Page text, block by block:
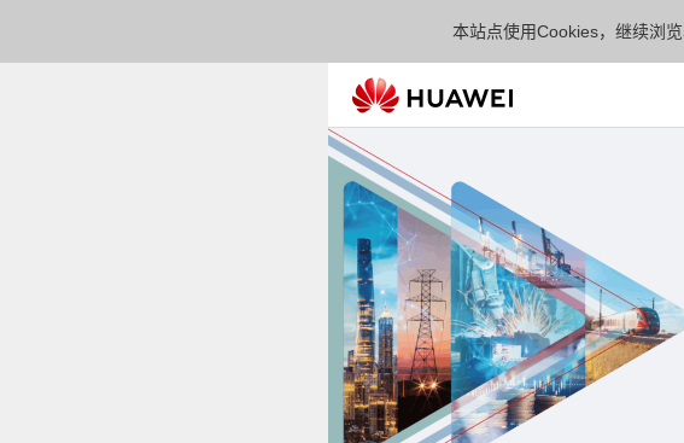
本站点使用Cookies，继续浏